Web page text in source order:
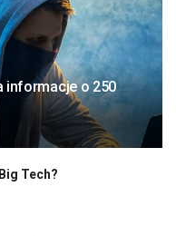
informacje o 250
Tech?